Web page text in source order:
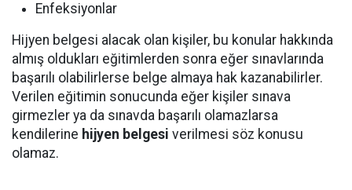
Enfeksiyonlar
Hijyen belgesi alacak olan kişiler, bu konular hakkında
almış oldukları eğitimlerden sonra eğer sınavlarında
başarılı olabilirlerse belge almaya hak kazanabilirler.
Verilen eğitimin sonucunda eğer kişiler sınava
girmezler ya da sınavda başarılı olamazlarsa
kendilerine hijyen belgesi verilmesi söz konusu
olamaz.